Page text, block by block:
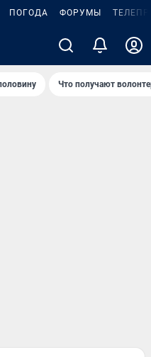
ПОГОДА ФОРУМЫ
Что получают